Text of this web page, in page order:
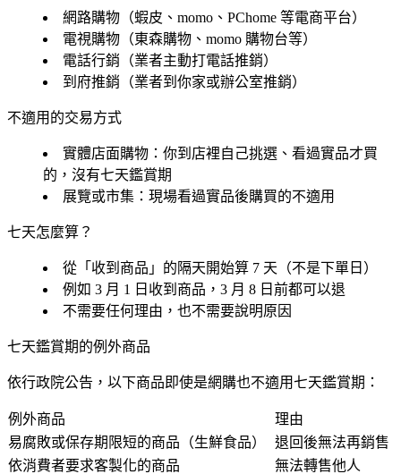
網路購物 （蝦皮、momo、PChome 等電商平台）
電視購物 （東森購物、momo 購物台等）
電話行銷 （業者主動打電話推銷）
到府推銷 （業者到你家或辦公室推銷）
不適用的交易方式
實體店面購物 ：你到店裡自己挑選、看過實品才買
的，沒有七天鑑賞期
展覽或市集 ：現場看過實品後購買的不適用
七天怎麼算？
從「收到商品」的隔天開始算 7 天（不是下單日）
例如 3 月 1 日收到商品，3 月 8 日前都可以退
不需要任何理由，也不需要說明原因
七天鑑賞期的例外商品
依行政院公告，以下商品即使是網購也不適用七天鑑賞期：
例外商品
理由
易腐敗或保存期限短的商品（生鮮食品）
退回後無法再銷售
依消費者要求客製化的商品
無法轉售他人